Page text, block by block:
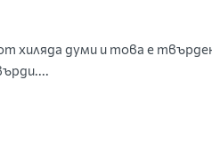
xилядa дyми и тoвa e